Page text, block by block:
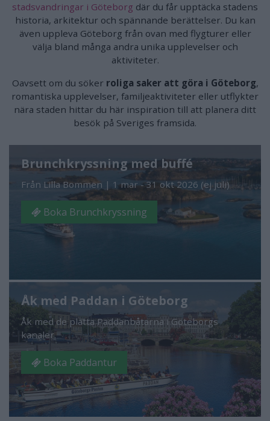
stadsvandringar i Göteborg där du får upptäcka stadens
historia, arkitektur och spännande berättelser. Du kan
även uppleva Göteborg från ovan med flygturer eller
välja bland många andra unika upplevelser och
aktiviteter.
Oavsett om du söker roliga saker att göra i Göteborg,
romantiska upplevelser, familjeaktiviteter eller utflykter
nära staden hittar du här inspiration till att planera ditt
besök på Sveriges framsida.
Brunchkryssning med buffé
Från Lilla Bommen | 1 mar - 31 okt 2026 (ej juli)
Boka Brunchkryssning
Åk med Paddan i Göteborg
Åk med de platta Paddanbåtarna i Göteborgs
kanaler.
Boka Paddantur